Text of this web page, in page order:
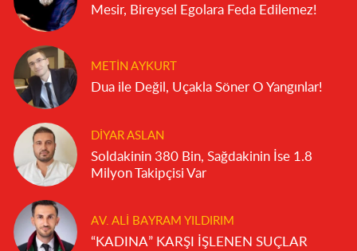
Mesir, Bireysel Egolara Feda Edilemez!
METIN AYKURT
Dua ile Değil, Uçakla Söner O Yangınlar!
DIYAR ASLAN
Soldakinin 380 Bin, Sağdakinin İse 1.8
Milyon Takipçisi Var
AV. ALI BAYRAM YILDIRIM
“KADINA” KARŞI İŞLENEN SUÇLAR